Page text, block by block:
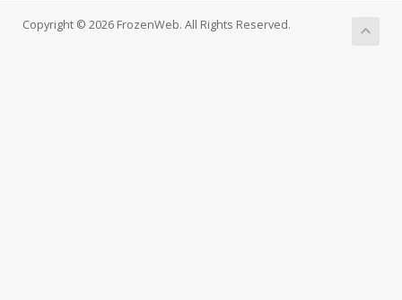
Copyright © 2026 FrozenWeb. All Rights Reserved.